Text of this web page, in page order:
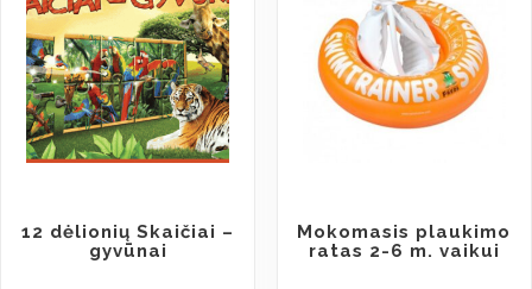
12 dėlionių Skaičiai –
gyvūnai
Mokomasis plaukimo
ratas 2-6 m. vaikui